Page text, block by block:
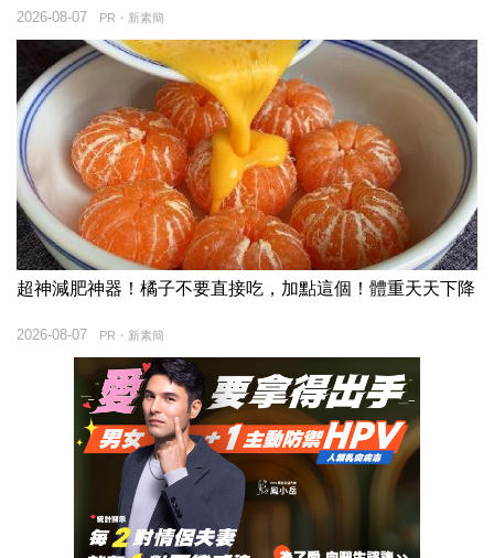
PR・新素簡
2026-08-07
超神減肥神器！橘子不要直接吃，加點這個！體重天天下降
PR・新素簡
2026-08-07